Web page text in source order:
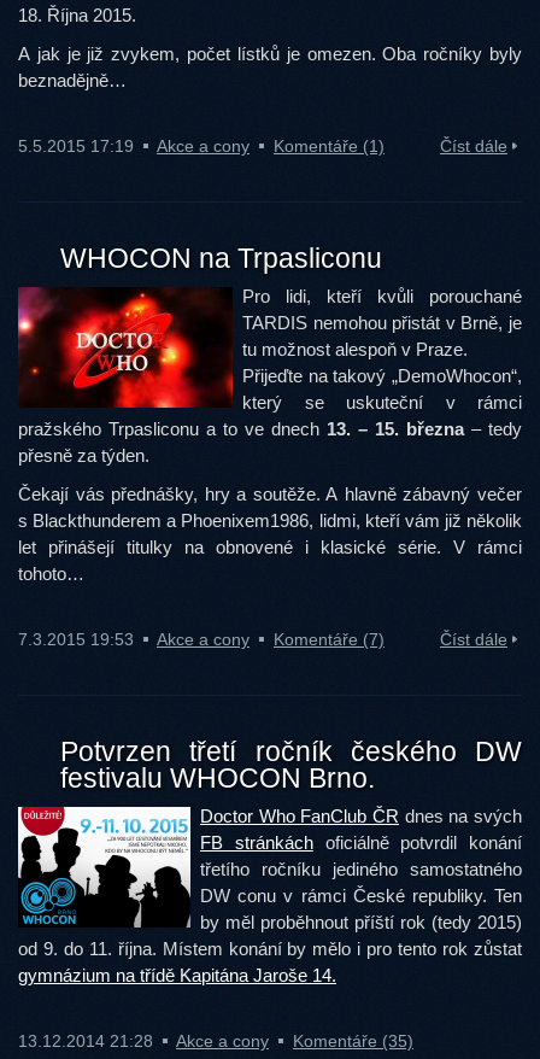
18. Října 2015.
A jak je již zvykem, počet lístků je omezen. Oba ročníky byly
beznadějně…
5.5.2015 17:19 Akce a cony Komentáře (1) Číst dále
WHOCON na Trpasliconu
Pro lidi, kteří kvůli porouchané
TARDIS nemohou přistát v Brně, je
tu možnost alespoň v Praze.
Přijeďte na takový „DemoWhocon“,
který se uskuteční v rámci
pražského Trpasliconu a to ve dnech 13. – 15. března– tedy
přesně za týden.
Čekají vás přednášky, hry a soutěže. A hlavně zábavný večer
s Blackthunderem a Phoenixem1986, lidmi, kteří vám již několik
let přinášejí titulky na obnovené i klasické série. V rámci
tohoto…
7.3.2015 19:53 Akce a cony Komentáře (7) Číst dále
Potvrzen třetí ročník českého DW
festivalu WHOCON Brno.
Doctor Who FanClub ČR dnes na svých
FB stránkáchoficiálně potvrdil konání
třetího ročníku jediného samostatného
DW conu v rámci České republiky. Ten
by měl proběhnout příští rok (tedy 2015)
od 9. do 11. října. Místem konání by mělo i pro tento rok zůstat
gymnázium na třídě Kapitána Jaroše 14.
13.12.2014 21:28 Akce a cony Komentáře (35)